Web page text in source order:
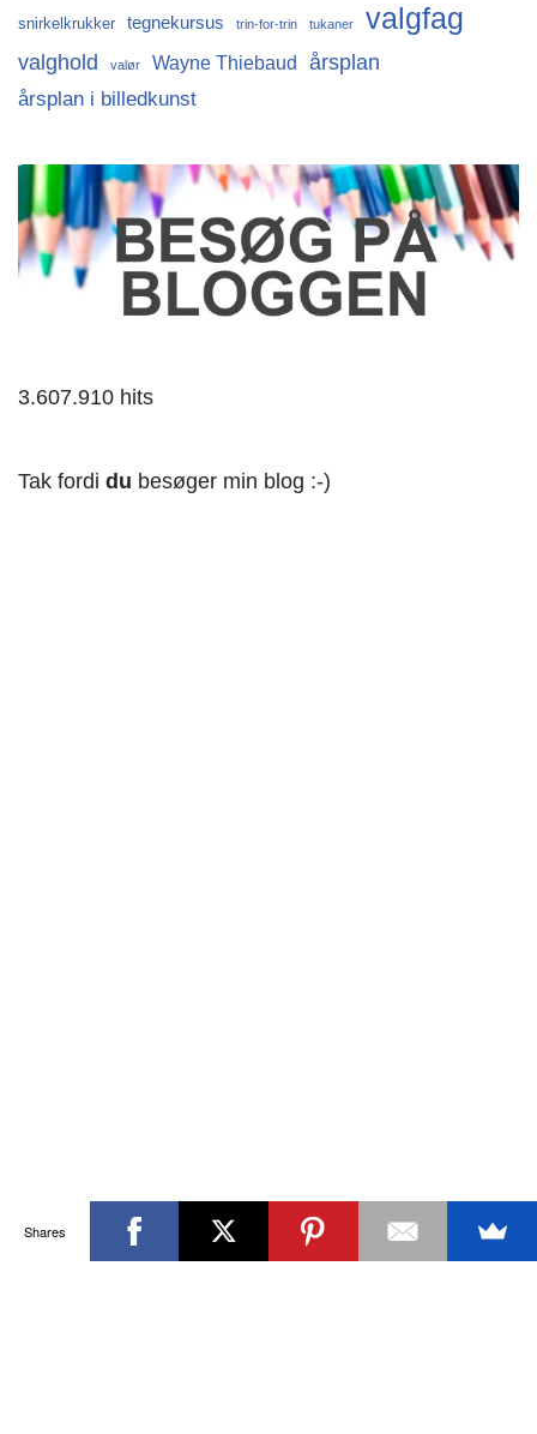
snirkelkrukker tegnekursus trin-for-trin tukaner valgfag
valghold valør Wayne Thiebaud årsplan
årsplan i billedkunst
3.607.910 hits
Tak fordi du besøger min blog :-)
Alle billeder og al tekst © FruBilledkunst
Shares